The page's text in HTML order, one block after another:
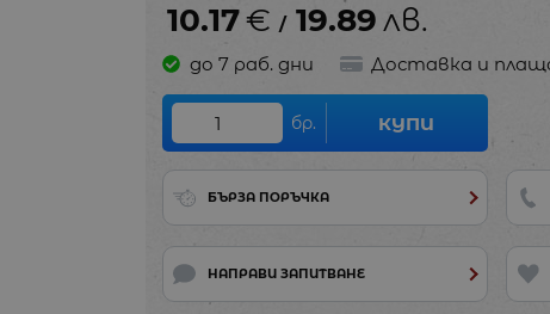
10.17€ / 19.89лв.
до 7 раб. дни Доставка и
бр. КУПИ
БЪРЗА ПОРЪЧКА
НАПРАВИ ЗАПИТВАНЕ